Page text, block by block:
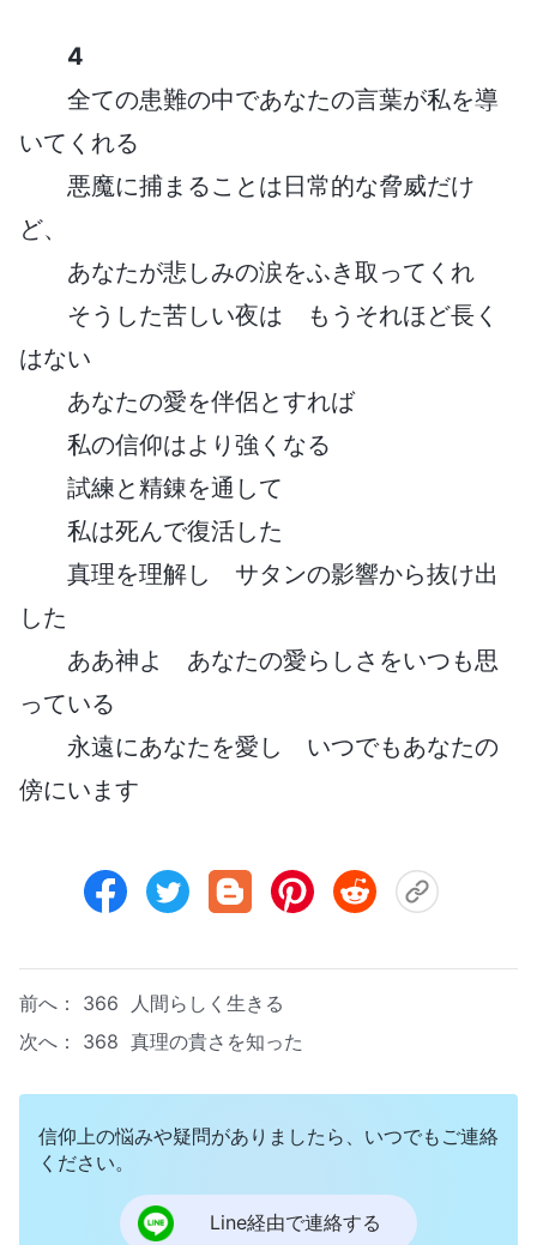
4
全ての患難の中であなたの言葉が私を導
いてくれる
悪魔に捕まることは日常的な脅威だけ
ど、
あなたが悲しみの涙をふき取ってくれ
そうした苦しい夜は もうそれほど長く
はない
あなたの愛を伴侶とすれば
私の信仰はより強くなる
試練と精錬を通して
私は死んで復活した
真理を理解し サタンの影響から抜け出
した
ああ神よ あなたの愛らしさをいつも思
っている
永遠にあなたを愛し いつでもあなたの
傍にいます
前へ： 366 人間らしく生きる
次へ： 368 真理の貴さを知った
信仰上の悩みや疑問がありましたら、いつでもご連絡
ください。
Line経由で連絡する